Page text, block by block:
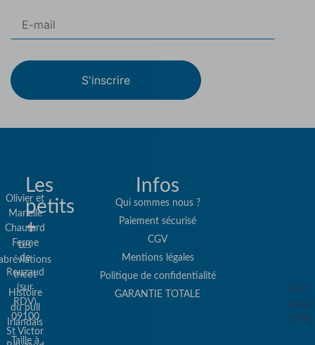
S'inscrire
Olivier et
Marielle
Chautard
Ferme
de
Rouzaud
(sur
RDV)
09100
St Victor
Les
petits
+
Les
tricot
Histoire
du pull
Irlandais
Taille à
Infos
Qui sommes nous ?
Paiement sécurisé
CGV
Mentions légales
Politique de confidentialité
GARANTIE TOTALE
Port
(79€)